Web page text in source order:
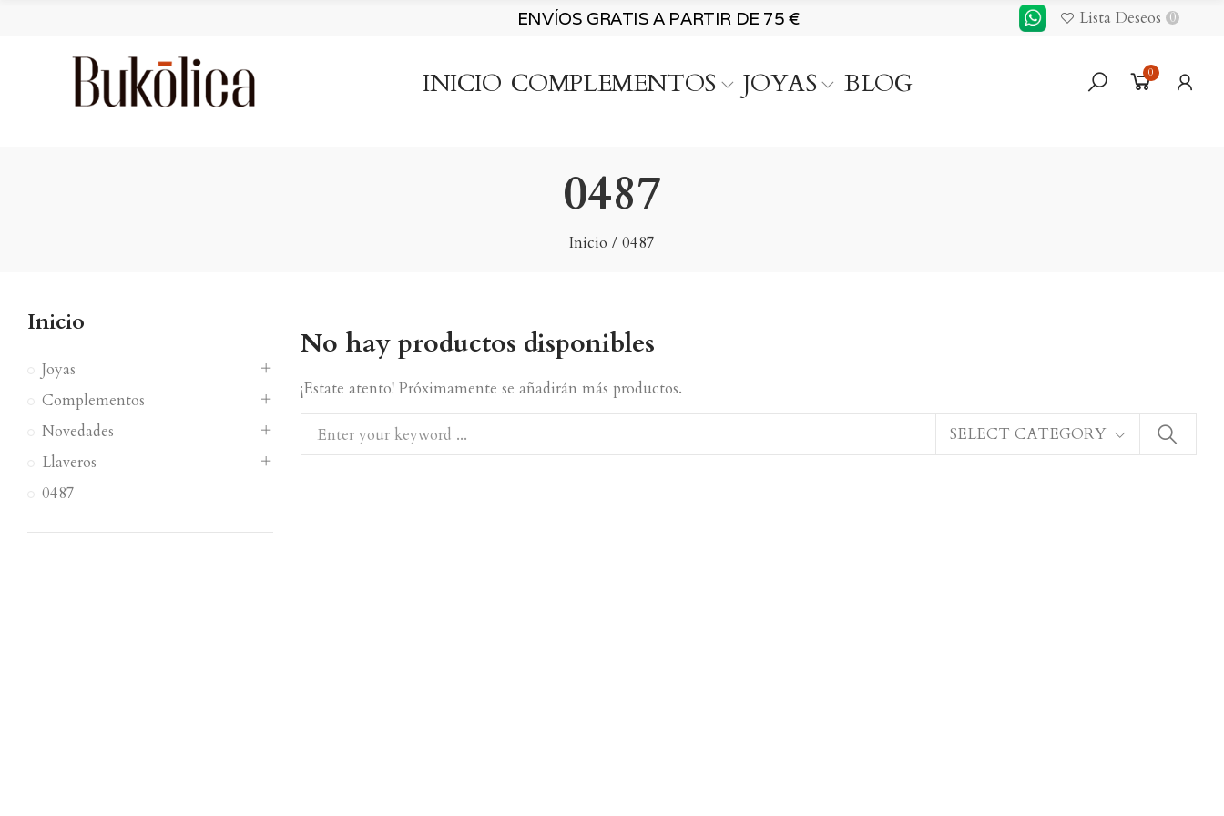
ENVÍOS GRATIS A PARTIR DE 75 € Lista Deseos 0
INICIO COMPLEMENTOS JOYAS BLOG 0
0487
Inicio 0487
No hay productos disponibles
¡Estate atento! Próximamente se añadirán más productos.
SELECT CATEGORY
Inicio
Joyas
Complementos
Novedades
Llaveros
0487